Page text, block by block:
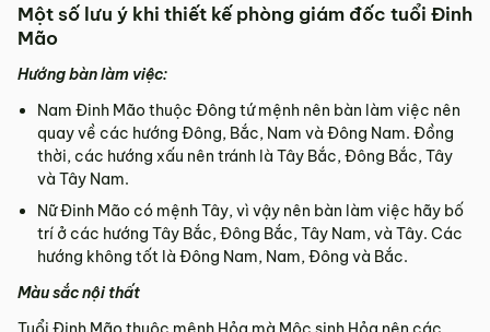
Một số lưu ý khi thiết kế phòng giám đốc tuổi Đinh
Mão
Hướng bàn làm việc:
Nam Đinh Mão thuộc Đông tứ mệnh nên bàn làm việc nên
quay về các hướng Đông, Bắc, Nam và Đông Nam. Đồng
thời, các hướng xấu nên tránh là Tây Bắc, Đông Bắc, Tây
và Tây Nam.
Nữ Đinh Mão có mệnh Tây, vì vậy nên bàn làm việc hãy bố
trí ở các hướng Tây Bắc, Đông Bắc, Tây Nam, và Tây. Các
hướng không tốt là Đông Nam, Nam, Đông và Bắc.
Màu sắc nội thất